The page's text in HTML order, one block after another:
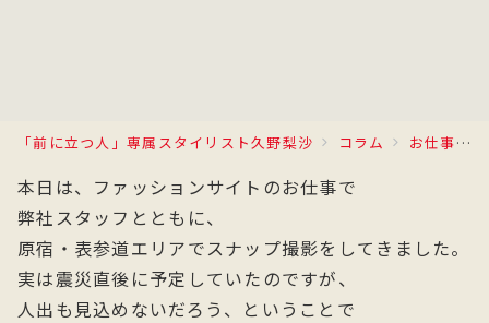
「前に立つ人」専属スタイリスト久野梨沙 コラム お仕事日記
本日は、ファッションサイトのお仕事で
弊社スタッフとともに、
原宿・表参道エリアでスナップ撮影をしてきました。
実は震災直後に予定していたのですが、
人出も見込めないだろう、ということで